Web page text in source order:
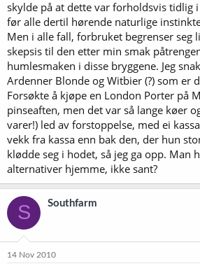
skylde på at dette var forholdsvis tidlig
før alle dertil hørende naturlige
Men i alle fall, forbruket begrenser seg
skepsis til den etter min smak
humlesmaken i disse bryggene. Jeg
Ardenner Blonde og Witbier (?) som er
Forsøkte å kjøpe en London Porter på
pinseaften, men det var så lange køer
varer!) led av forstoppelse, med ei
vekk fra kassa enn bak den, der hun
klødde seg i hodet, så jeg ga opp. Man
alternativer hjemme, ikke sant?
S Southfarm
14 Nov 2010